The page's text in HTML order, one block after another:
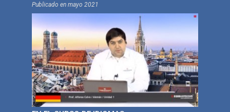
Publicado enmayo 2021